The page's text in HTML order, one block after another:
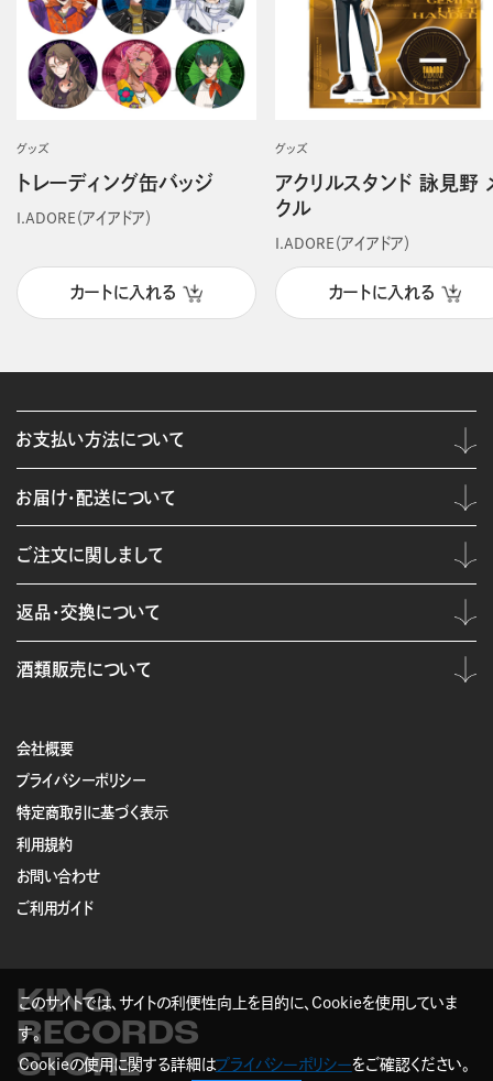
グッズ
トレーディング缶バッジ
I.ADORE（アイアドア）
カートに入れる
グッズ
アクリルスタンド 詠見野
クル
I.ADORE（アイアドア）
カートに入れる
会社概要
プライバシーポリシー
特定商取引に基づく表示
利用規約
お問い合わせ
ご利用ガイド
KING
RECORDS
STORE
お支払い方法について
お届け・配送について
ご注文に関しまして
返品・交換について
酒類販売について
このサイトでは、サイトの利便性向上を目的に、Cookieを使用していま
す。
Cookieの使用に関する詳細はプライバシーポリシーをご確認ください。